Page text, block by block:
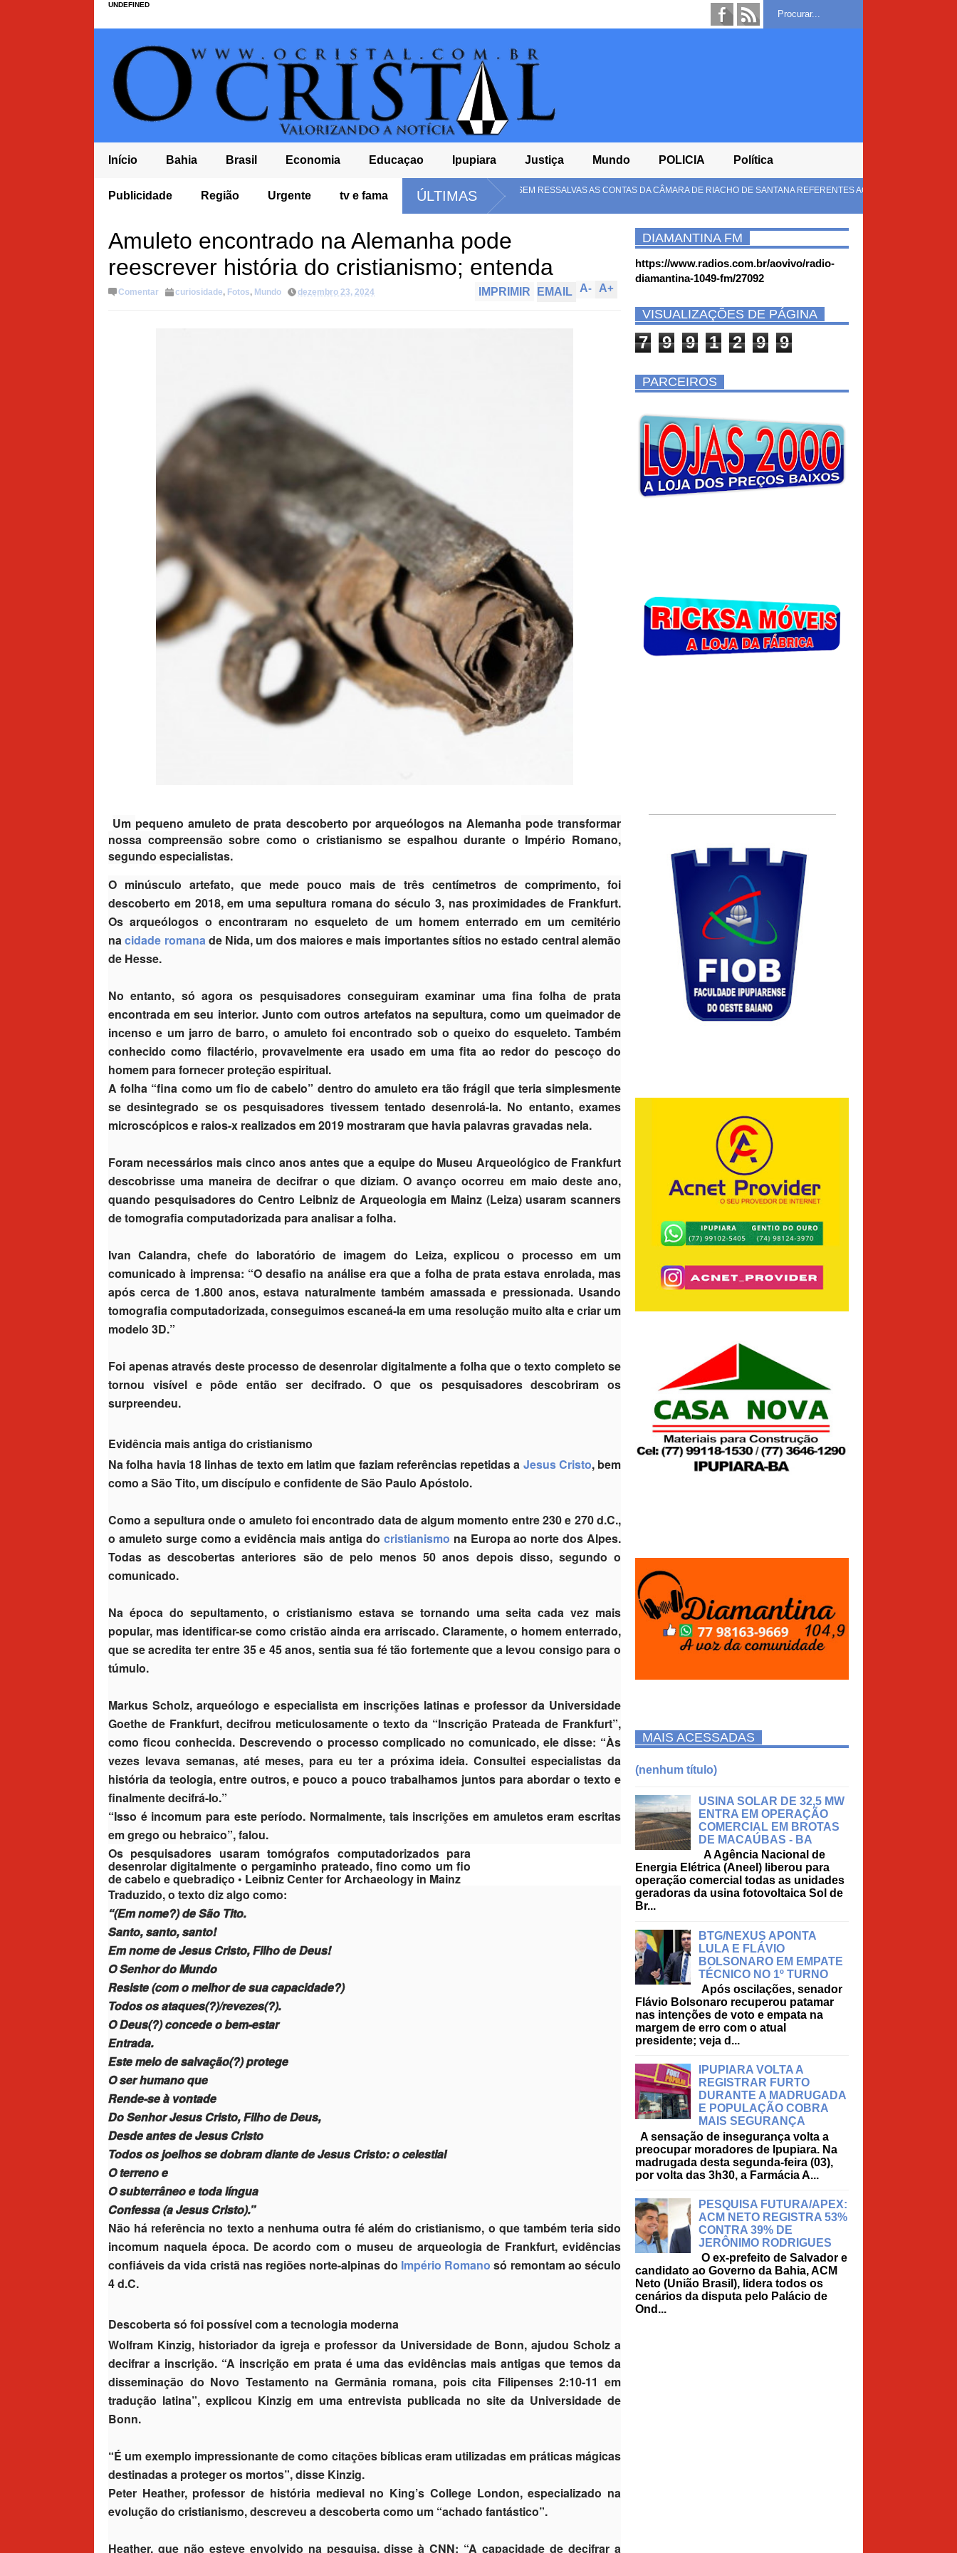
UNDEFINED
Início Bahia Brasil Economia Educaçao Ipupiara Justiça Mundo POLICIA Política
Publicidade Região Urgente tv e fama ÚLTIMAS
NO BRASIL E TEM PIOR NOTA DO ENSINO MÉDIO NO
TCM-BA APROVA SEM RESSALVAS AS CONTAS DA CÂMARA DE RIACHO DE SANTANA REFERENTES AO EXERCÍCIO
DE 2024
MULUNGU DO MORRO,
Amuleto encontrado na Alemanha pode
reescrever história do cristianismo; entenda
Comentar curiosidade, Fotos, Mundo dezembro 23, 2024 A+
A-
IMPRIMIR EMAIL
Um pequeno amuleto de prata descoberto por arqueólogos na Alemanha pode transformar
nossa compreensão sobre como o cristianismo se espalhou durante o Império Romano,
segundo especialistas.
O minúsculo artefato, que mede pouco mais de três centímetros de comprimento, foi
descoberto em 2018, em uma sepultura romana do século 3, nas proximidades de Frankfurt.
Os arqueólogos o encontraram no esqueleto de um homem enterrado em um cemitério
nacidade romanade Nida, um dos maiores e mais importantes sítios no estado central alemão
de Hesse.
No entanto, só agora os pesquisadores conseguiram examinar uma fina folha de prata
encontrada em seu interior. Junto com outros artefatos na sepultura, como um queimador de
incenso e um jarro de barro, o amuleto foi encontrado sob o queixo do esqueleto. Também
conhecido como filactério, provavelmente era usado em uma fita ao redor do pescoço do
homem para fornecer proteção espiritual.
A folha “fina como um fio de cabelo” dentro do amuleto era tão frágil que teria simplesmente
se desintegrado se os pesquisadores tivessem tentado desenrolá-la. No entanto, exames
microscópicos e raios-x realizados em 2019 mostraram que havia palavras gravadas nela.
Foram necessários mais cinco anos antes que a equipe do Museu Arqueológico de Frankfurt
descobrisse uma maneira de decifrar o que diziam. O avanço ocorreu em maio deste ano,
quando pesquisadores do Centro Leibniz de Arqueologia em Mainz (Leiza) usaram scanners
de tomografia computadorizada para analisar a folha.
Ivan Calandra, chefe do laboratório de imagem do Leiza, explicou o processo em um
comunicado à imprensa: “O desafio na análise era que a folha de prata estava enrolada, mas
após cerca de 1.800 anos, estava naturalmente também amassada e pressionada. Usando
tomografia computadorizada, conseguimos escaneá-la em uma resolução muito alta e criar um
modelo 3D.”
Foi apenas através deste processo de desenrolar digitalmente a folha que o texto completo se
tornou visível e pôde então ser decifrado. O que os pesquisadores descobriram os
surpreendeu.
Evidência mais antiga do cristianismo
Na folha havia 18 linhas de texto em latim que faziam referências repetidas a Jesus Cristo, bem
como a São Tito, um discípulo e confidente de São Paulo Apóstolo.
Como a sepultura onde o amuleto foi encontrado data de algum momento entre 230 e 270 d.C.,
o amuleto surge como a evidência mais antiga do cristianismo na Europa ao norte dos Alpes.
Todas as descobertas anteriores são de pelo menos 50 anos depois disso, segundo o
comunicado.
Na época do sepultamento, o cristianismo estava se tornando uma seita cada vez mais
popular, mas identificar-se como cristão ainda era arriscado. Claramente, o homem enterrado,
que se acredita ter entre 35 e 45 anos, sentia sua fé tão fortemente que a levou consigo para o
túmulo.
Markus Scholz, arqueólogo e especialista em inscrições latinas e professor da Universidade
Goethe de Frankfurt, decifrou meticulosamente o texto da “Inscrição Prateada de Frankfurt”,
como ficou conhecida. Descrevendo o processo complicado no comunicado, ele disse: “Às
vezes levava semanas, até meses, para eu ter a próxima ideia. Consultei especialistas da
história da teologia, entre outros, e pouco a pouco trabalhamos juntos para abordar o texto e
finalmente decifrá-lo.”
“Isso é incomum para este período. Normalmente, tais inscrições em amuletos eram escritas
em grego ou hebraico”, falou.
Os pesquisadores usaram tomógrafos computadorizados para
desenrolar digitalmente o pergaminho prateado, fino como um fio
de cabelo e quebradiço • Leibniz Center for Archaeology in Mainz
Traduzido, o texto diz algo como:
“(Em nome?) de São Tito.
Santo, santo, santo!
Em nome de Jesus Cristo, Filho de Deus!
O Senhor do Mundo
Resiste (com o melhor de sua capacidade?)
Todos os ataques(?)/revezes(?).
O Deus(?) concede o bem-estar
Entrada.
Este meio de salvação(?) protege
O ser humano que
Rende-se à vontade
Do Senhor Jesus Cristo, Filho de Deus,
Desde antes de Jesus Cristo
Todos os joelhos se dobram diante de Jesus Cristo: o celestial
O terreno e
O subterrâneo e toda língua
Confessa (a Jesus Cristo).”
Não há referência no texto a nenhuma outra fé além do cristianismo, o que também teria sido
incomum naquela época. De acordo com o museu de arqueologia de Frankfurt, evidências
confiáveis da vida cristã nas regiões norte-alpinas do Império Romano só remontam ao século
4 d.C.
Descoberta só foi possível com a tecnologia moderna
Wolfram Kinzig, historiador da igreja e professor da Universidade de Bonn, ajudou Scholz a
decifrar a inscrição. “A inscrição em prata é uma das evidências mais antigas que temos da
disseminação do Novo Testamento na Germânia romana, pois cita Filipenses 2:10-11 em
tradução latina”, explicou Kinzig em uma entrevista publicada no site da Universidade de
Bonn.
“É um exemplo impressionante de como citações bíblicas eram utilizadas em práticas mágicas
destinadas a proteger os mortos”, disse Kinzig.
Peter Heather, professor de história medieval no King’s College London, especializado na
evolução do cristianismo, descreveu a descoberta como um “achado fantástico”.
Heather, que não esteve envolvido na pesquisa, disse àCNN: “A capacidade de decifrar a
DIAMANTINA FM
https://www.radios.com.br/aovivo/radio-
diamantina-1049-fm/27092
VISUALIZAÇÕES DE PÁGINA
7 9 9 1 2 9 9
PARCEIROS
MAIS ACESSADAS
(nenhum título)
USINA SOLAR DE 32,5 MW
ENTRA EM OPERAÇÃO
COMERCIAL EM BROTAS
DE MACAÚBAS - BA
A Agência Nacional de
Energia Elétrica (Aneel) liberou para
operação comercial todas as unidades
geradoras da usina fotovoltaica Sol de
Br...
BTG/NEXUS APONTA
LULA E FLÁVIO
BOLSONARO EM EMPATE
TÉCNICO NO 1º TURNO
Após oscilações, senador
Flávio Bolsonaro recuperou patamar
nas intenções de voto e empata na
margem de erro com o atual
presidente; veja d...
IPUPIARA VOLTA A
REGISTRAR FURTO
DURANTE A MADRUGADA
E POPULAÇÃO COBRA
MAIS SEGURANÇA
A sensação de insegurança volta a
preocupar moradores de Ipupiara. Na
madrugada desta segunda-feira (03),
por volta das 3h30, a Farmácia A...
PESQUISA FUTURA/APEX:
ACM NETO REGISTRA 53%
CONTRA 39% DE
JERÔNIMO RODRIGUES
O ex-prefeito de Salvador e
candidato ao Governo da Bahia, ACM
Neto (União Brasil), lidera todos os
cenários da disputa pelo Palácio de
Ond...